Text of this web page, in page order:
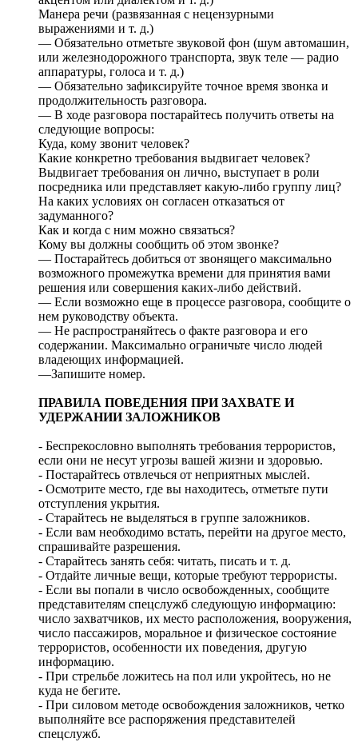
Манера речи (развязанная с нецензурными
выражениями и т. д.)
— Обязательно отметьте звуковой фон (шум автомашин,
или железнодорожного транспорта, звук теле — радио
аппаратуры, голоса и т. д.)
— Обязательно зафиксируйте точное время звонка и
продолжительность разговора.
— В ходе разговора постарайтесь получить ответы на
следующие вопросы:
Куда, кому звонит человек?
Какие конкретно требования выдвигает человек?
Выдвигает требования он лично, выступает в роли
посредника или представляет какую-либо группу лиц?
На каких условиях он согласен отказаться от
задуманного?
Как и когда с ним можно связаться?
Кому вы должны сообщить об этом звонке?
— Постарайтесь добиться от звонящего максимально
возможного промежутка времени для принятия вами
решения или совершения каких-либо действий.
— Если возможно еще в процессе разговора, сообщите о
нем руководству объекта.
— Не распространяйтесь о факте разговора и его
содержании. Максимально ограничьте число людей
владеющих информацией.
—Запишите номер.
ПРАВИЛА ПОВЕДЕНИЯ ПРИ ЗАХВАТЕ И
УДЕРЖАНИИ ЗАЛОЖНИКОВ
- Беспрекословно выполнять требования террористов,
если они не несут угрозы вашей жизни и здоровью.
- Постарайтесь отвлечься от неприятных мыслей.
- Осмотрите место, где вы находитесь, отметьте пути
отступления укрытия.
- Старайтесь не выделяться в группе заложников.
- Если вам необходимо встать, перейти на другое место,
спрашивайте разрешения.
- Старайтесь занять себя: читать, писать и т. д.
- Отдайте личные вещи, которые требуют террористы.
- Если вы попали в число освобожденных, сообщите
представителям спецслужб следующую информацию:
число захватчиков, их место расположения, вооружения,
число пассажиров, моральное и физическое состояние
террористов, особенности их поведения, другую
информацию.
- При стрельбе ложитесь на пол или укройтесь, но не
куда не бегите.
- При силовом методе освобождения заложников, четко
выполняйте все распоряжения представителей
спецслужб.